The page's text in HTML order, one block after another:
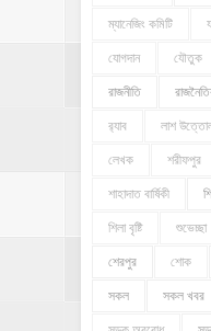
ম্যানেজিং কমিটি
যোগদান যৌতুক
রাজনীতি
র‍্যাব লাশ
লেখক শরীফপুর
শাহাদাত বার্ষিকী
শিলা বৃষ্টি শুভেচ্ছা
শেরপুর শোক
সকল সকল খবর